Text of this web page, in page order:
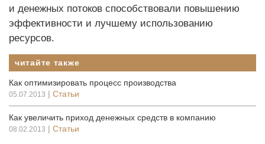
и денежных потоков способствовали повышению
эффективности и лучшему использованию
ресурсов.
читайте также
Как оптимизировать процесс производства
05.07.2013 | Статьи
Как увеличить приход денежных средств в компанию
08.02.2013 | Статьи